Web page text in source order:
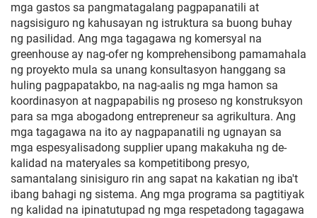
mga gastos sa pangmatagalang pagpapanatili at
nagsisiguro ng kahusayan ng istruktura sa buong buhay
ng pasilidad. Ang mga tagagawa ng komersyal na
greenhouse ay nag-ofer ng komprehensibong pamamahala
ng proyekto mula sa unang konsultasyon hanggang sa
huling pagpapatakbo, na nag-aalis ng mga hamon sa
koordinasyon at nagpapabilis ng proseso ng konstruksyon
para sa mga abogadong entrepreneur sa agrikultura. Ang
mga tagagawa na ito ay nagpapanatili ng ugnayan sa
mga espesyalisadong supplier upang makakuha ng de-
kalidad na materyales sa kompetitibong presyo,
samantalang sinisiguro rin ang sapat na kakatian ng iba't
ibang bahagi ng sistema. Ang mga programa sa pagtitiyak
ng kalidad na ipinatutupad ng mga respetadong tagagawa